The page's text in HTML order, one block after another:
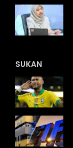
SUKAN